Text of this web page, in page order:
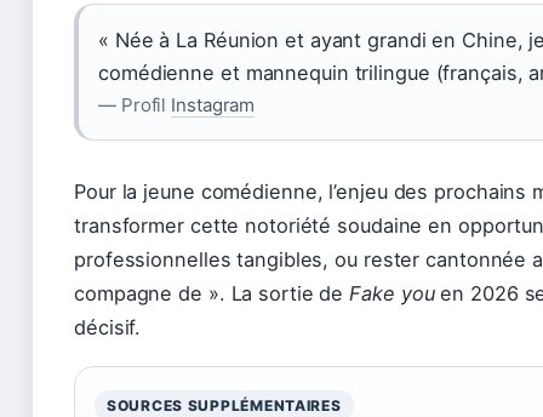
« Née à La Réunion et ayant grandi en Chine,
comédienne et mannequin trilingue (français,
— Profil Instagram
Pour la jeune comédienne, l’enjeu des prochains
transformer cette notoriété soudaine en
professionnelles tangibles, ou rester cantonnée
compagne de ». La sortie deFake youen 2026
décisif.
SOURCES SUPPLÉMENTAIRES